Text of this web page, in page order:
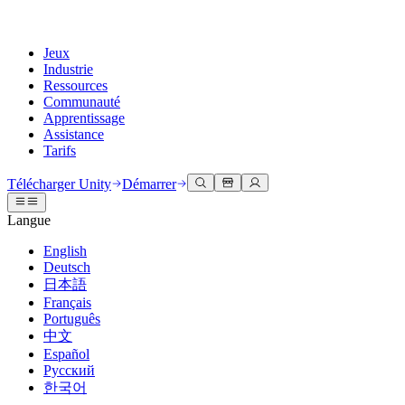
Jeux
Industrie
Ressources
Communauté
Apprentissage
Assistance
Tarifs
Moteur Unity
Créez des jeux 2D et 3D pour n'importe quelle plateforme
Collaboration
Collaborez et itérez rapidement avec votre équipe
Télécharger Unity
Offres et tarifs
Déployez
Multiplateforme
Collaboration 3D
Construisez et révisez des projets 3D en temps réel
Formation immersive
Entraînez-vous dans des environnements immersifs
Expériences client
Créez des expériences interactives 3D
Secteurs
Fabrication
Documentation
Outils de développement
Versions de publication et suivi des problèmes
Feuille de route
Examiner les fonctionnalités à venir
Glossaire
Discussions
Événements
Événements mondiaux et locaux
Histoires de la communauté
Made with Unity
Mise en avant des créateurs Unity
Unity Learn
Maîtrisez les compétences Unity gratuitement
Formation professionnelle
Améliorez votre équipe avec des formateurs Unity
Vous découvrez Unity ?
Démarrer
Démarrez votre apprentissage
Parcours essentiels Unity
Obtenir de l'aide
Vous aider à réussir avec Unity
Plans de succès
Atteignez vos objectifs plus rapidement avec un support expert
FAQ
Réponses aux questions courantes
Contactez-nous.
Connectez-vous avec notre équipe
Télécharger Unity Démarrer
Langue
English
Deutsch
日本語
Français
Português
中文
Español
Русский
한국어